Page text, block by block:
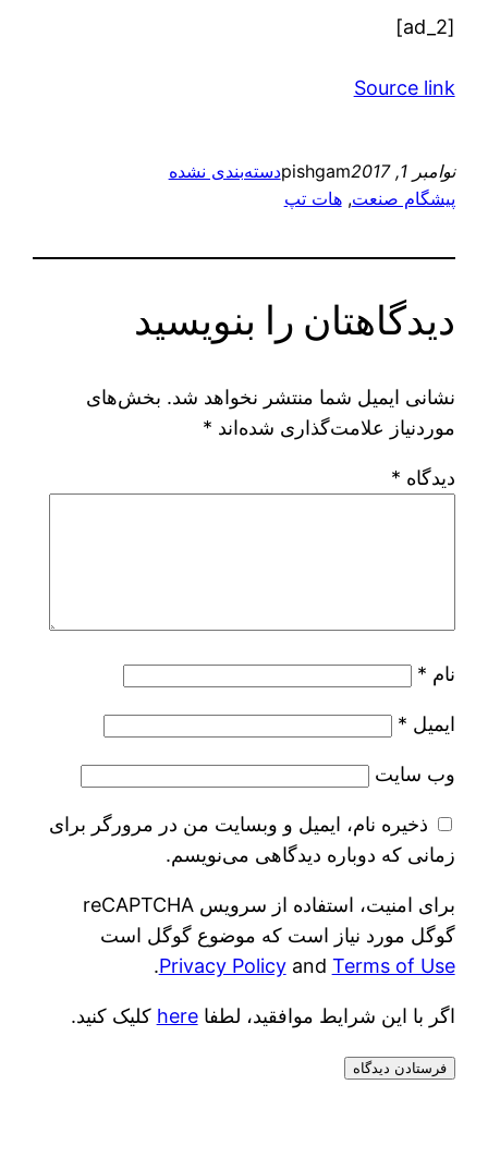
[ad_2]
Source link
نوامبر 1, 2017 pishgamدسته‌بندی نشده
پیشگام صنعت, هات تپ
دیدگاهتان را بنویسید
نشانی ایمیل شما منتشر نخواهد شد. بخش‌های
موردنیاز علامت‌گذاری شده‌اند *
دیدگاه *
نام *
ایمیل *
وب‌ سایت
ذخیره نام، ایمیل و وبسایت من در مرورگر برای
زمانی که دوباره دیدگاهی می‌نویسم.
برای امنیت، استفاده از سرویس reCAPTCHA
گوگل مورد نیاز است که موضوع گوگل است
Privacy Policyand Terms of Use
.
اگر با این شرایط موافقید، لطفاhere کلیک کنید.